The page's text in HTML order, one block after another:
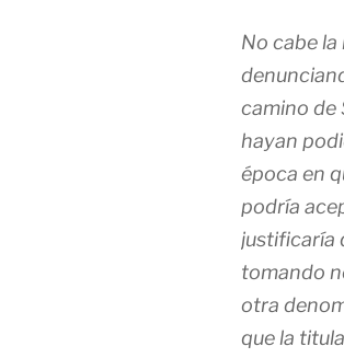
No cabe
camino de
hayan
época en
podría
justificaría
tomando
otra
que la